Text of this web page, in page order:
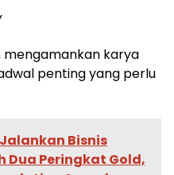
mengamankan karya
penting yang perlu
Bisnis
Dua Peringkat Gold,